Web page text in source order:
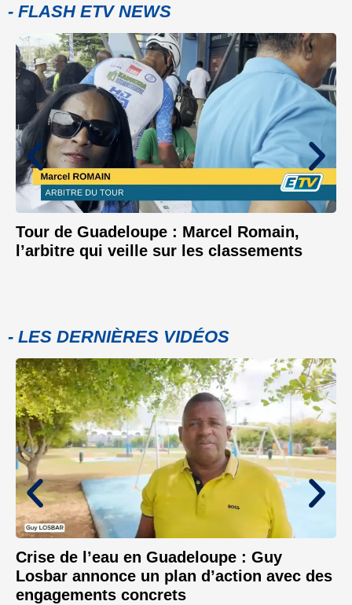
- FLASH ETV NEWS
Tour de Guadeloupe : Marcel Romain,
l’arbitre qui veille sur les classements
- LES DERNIÈRES VIDÉOS
Crise de l’eau en Guadeloupe : Guy
Losbar annonce un plan d’action avec des
engagements concrets